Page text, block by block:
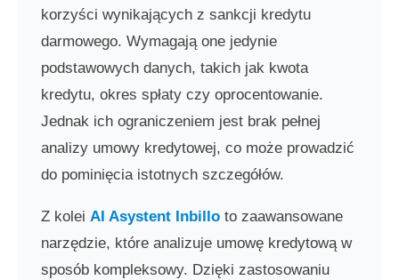
korzyści wynikających z sankcji kredytu
darmowego. Wymagają one jedynie
podstawowych danych, takich jak kwota
kredytu, okres spłaty czy oprocentowanie.
Jednak ich ograniczeniem jest brak pełnej
analizy umowy kredytowej, co może prowadzić
do pominięcia istotnych szczegółów.
Z kolei AI Asystent Inbilloto zaawansowane
narzędzie, które analizuje umowę kredytową w
sposób kompleksowy. Dzięki zastosowaniu